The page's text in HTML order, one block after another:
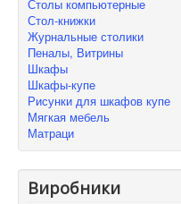
Столы компьютерные
Стол-книжки
Журнальные столики
Пеналы, Витрины
Шкафы
Шкафы-купе
Рисунки для шкафов купе
Мягкая мебель
Матраци
Виробники